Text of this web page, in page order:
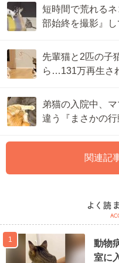
短時間で荒れる
部始終を撮影』
先輩猫と2匹の子
ら…131万再生さ
弟猫の入院中、
違う『まさかの
関連記
1
動物
室に